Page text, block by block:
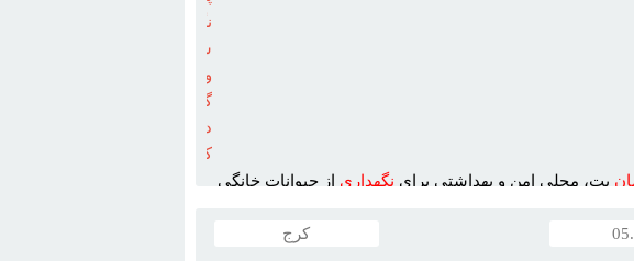
نگهداري
سگ
و
گربه
در
کرمان
پت، محلي امن و بهداشتي براي نگهداري از حيوانات خانگي
کرج